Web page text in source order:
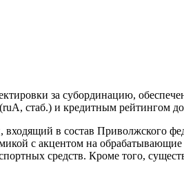
за субординацию,
стаб.) и кредитным рейтингом
в состав Приволжского
с акцентом на
средств. Кроме того,